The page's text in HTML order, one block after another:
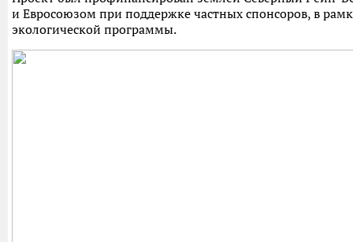
и Евросоюзом при поддержке частных спонсоров, в
экологической программы.